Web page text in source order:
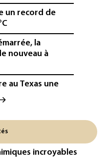
un record de
la
nouveau à
au Texas une
pour ses
TikTok de
et la
l'affaire de
incroyables